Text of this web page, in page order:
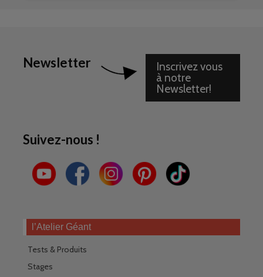
Newsletter
Inscrivez vous
à notre
Newsletter!
Suivez-nous !
l’Atelier Géant
Tests & Produits
Stages